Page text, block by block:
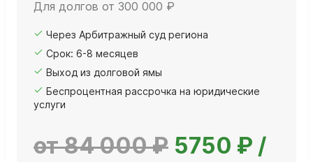
Для долгов от 300 000 ₽
Через Арбитражный суд региона
Срок: 6-8 месяцев
Выход из долговой ямы
Беспроцентная рассрочка на юридические
услуги
от 84 000 ₽ 5750 ₽ /